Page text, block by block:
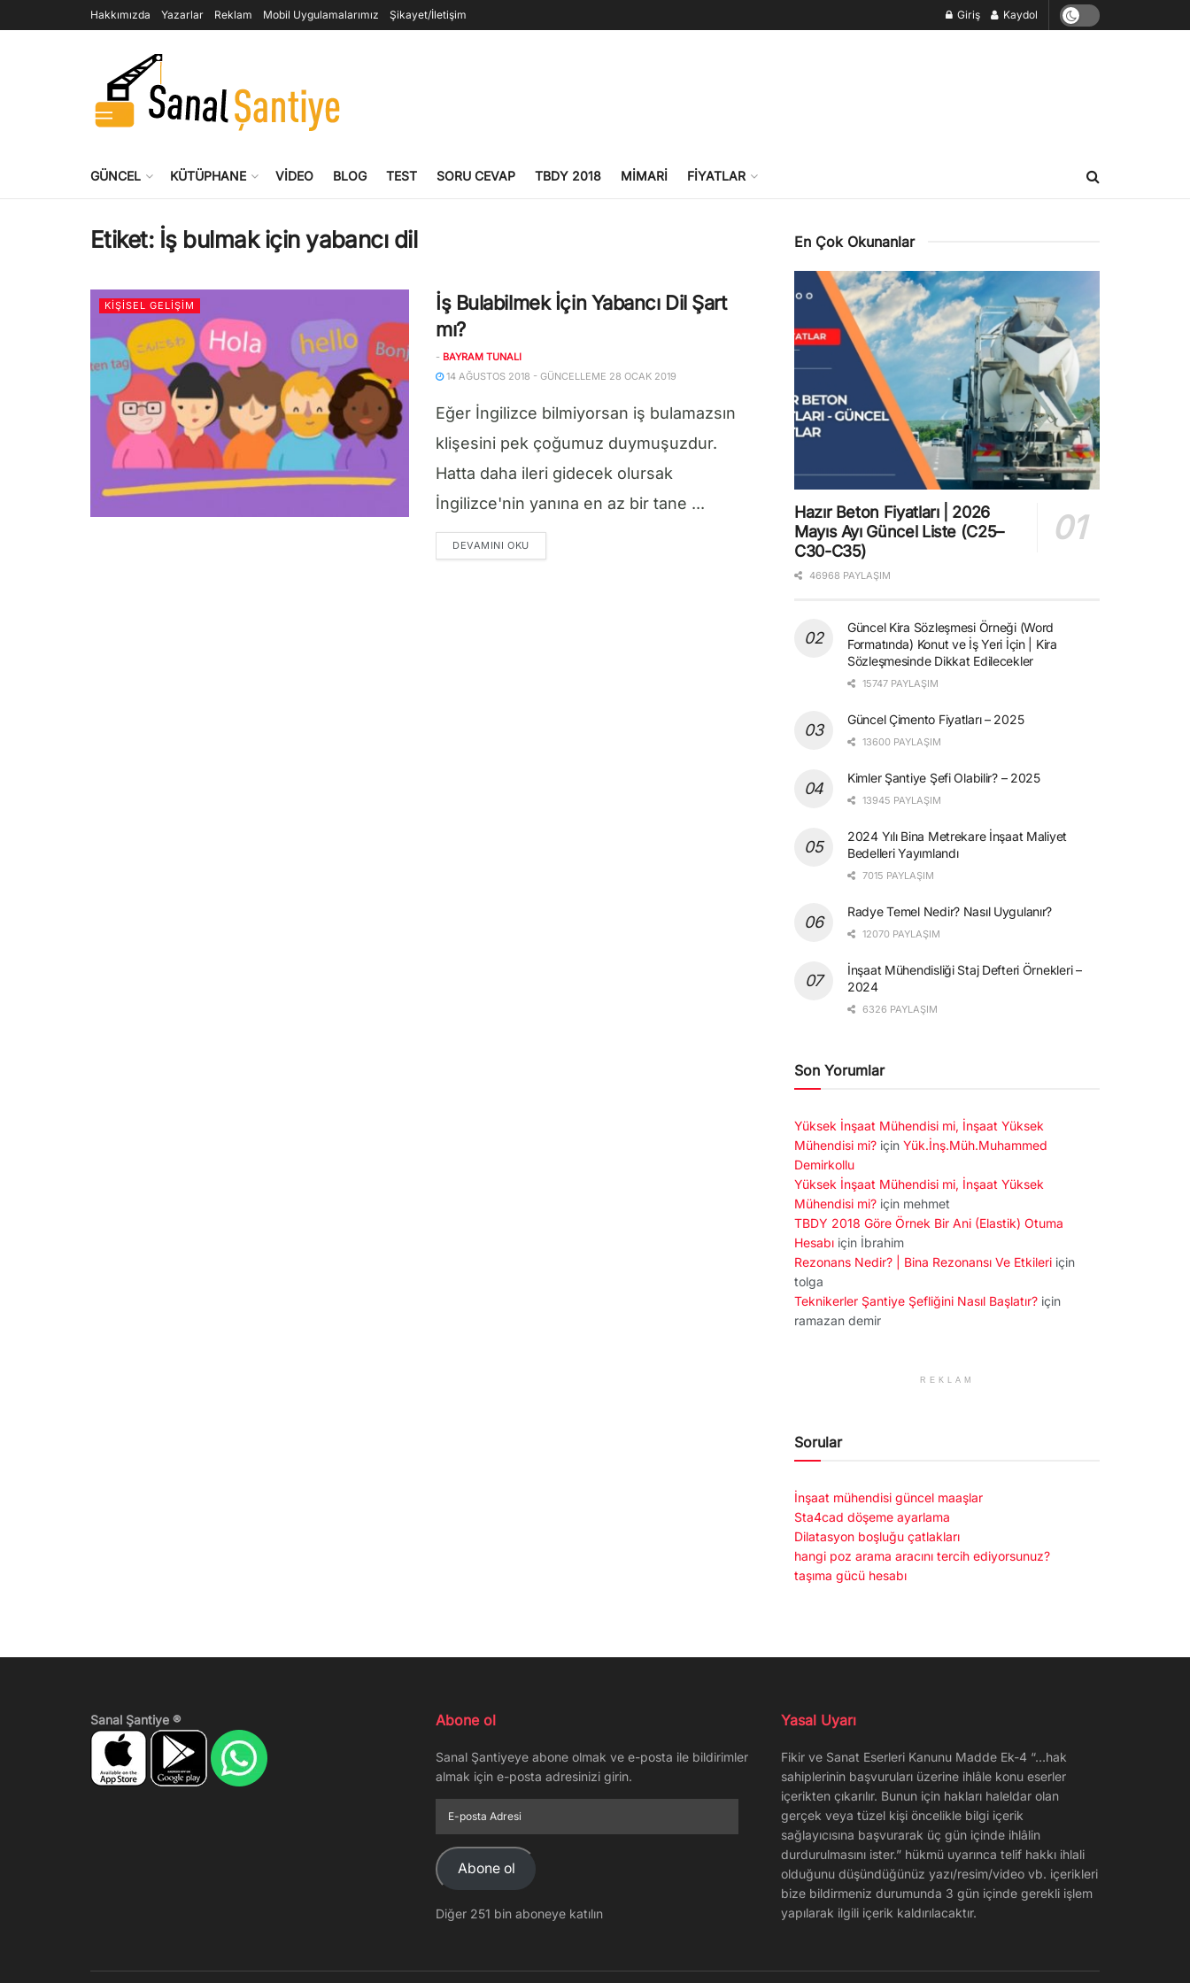
Hakkımızda Yazarlar Reklam Mobil Uygulamalarımız Şikayet/İletişim Giriş Kaydol
GÜNCEL KÜTÜPHANE VIDEO BLOG TEST SORU CEVAP TBDY 2018 MIMARI FIYATLAR
Etiket: İş bulmak için yabancı dil
KIŞISEL GELIŞIM
İş Bulabilmek İçin Yabancı Dil Şart
mı?
- BAYRAM TUNALI
14 AĞUSTOS 2018 - GÜNCELLEME 28 OCAK 2019
Eğer İngilizce bilmiyorsan iş bulamazsın
klişesini pek çoğumuz duymuşuzdur.
Hatta daha ileri gidecek olursak
İngilizce'nin yanına en az bir tane ...
DEVAMINI OKUDETAILS
En Çok Okunanlar
Hazır Beton Fiyatları | 2026
Mayıs Ayı Güncel Liste (C25–
C30-C35)
46968 PAYLAŞIM
Güncel Kira Sözleşmesi Örneği (Word
Formatında) Konut ve İş Yeri İçin | Kira
Sözleşmesinde Dikkat Edilecekler
15747 PAYLAŞIM
Güncel Çimento Fiyatları – 2025
13600 PAYLAŞIM
Kimler Şantiye Şefi Olabilir? – 2025
13945 PAYLAŞIM
2024 Yılı Bina Metrekare İnşaat Maliyet
Bedelleri Yayımlandı
7015 PAYLAŞIM
Radye Temel Nedir? Nasıl Uygulanır?
12070 PAYLAŞIM
İnşaat Mühendisliği Staj Defteri Örnekleri –
2024
6326 PAYLAŞIM
Son Yorumlar
Yüksek İnşaat Mühendisi mi, İnşaat Yüksek
Mühendisi mi? için Yük.İnş.Müh.Muhammed
Demirkollu
Yüksek İnşaat Mühendisi mi, İnşaat Yüksek
Mühendisi mi? için mehmet
TBDY 2018 Göre Örnek Bir Ani (Elastik) Otuma
Hesabı için İbrahim
Rezonans Nedir? | Bina Rezonansı Ve Etkileri için
tolga
Teknikerler Şantiye Şefliğini Nasıl Başlatır? için
ramazan demir
REKLAM
Sorular
İnşaat mühendisi güncel maaşlar
Sta4cad döşeme ayarlama
Dilatasyon boşluğu çatlakları
hangi poz arama aracını tercih ediyorsunuz?
taşıma gücü hesabı
Sanal Şantiye ® Abone ol
Sanal Şantiyeye abone olmak ve e-posta ile bildirimler
almak için e-posta adresinizi girin.
posta
Adresi
Abone ol
Diğer 251 bin aboneye katılın
Yasal Uyarı
Fikir ve Sanat Eserleri Kanunu Madde Ek-4 “…hak
sahiplerinin başvuruları üzerine ihlâle konu eserler
içerikten çıkarılır. Bunun için hakları haleldar olan
gerçek veya tüzel kişi öncelikle bilgi içerik
sağlayıcısına başvurarak üç gün içinde ihlâlin
durdurulmasını ister.” hükmü uyarınca telif hakkı ihlali
olduğunu düşündüğünüz yazı/resim/video vb. içerikleri
bize bildirmeniz durumunda 3 gün içinde gerekli işlem
yapılarak ilgili içerik kaldırılacaktır.